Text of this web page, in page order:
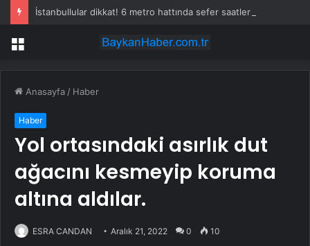
İstanbullular dikkat! 6 metro hattında sefer saatleri değişti
Menü
Anasayfa / Haber
Haber
Yol ortasındaki asırlık dut
ağacını kesmeyip koruma
altına aldılar.
ESRA CANDAN Aralık 21, 2022 0 10